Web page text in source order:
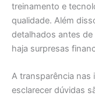
treinamento e
qualidade. Além
detalhados antes
haja surpresas
A transparência nas
esclarecer dúvidas